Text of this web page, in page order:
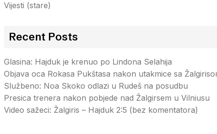
Vijesti (stare)
Recent Posts
Glasina: Hajduk je krenuo po Lindona Selahija
Objava oca Rokasa Pukštasa nakon utakmice sa
Službeno: Noa Skoko odlazi u Rudeš na posudbu
Presica trenera nakon pobjede nad Žalgirsem u Vilniusu
Video sažeci: Žalgiris – Hajduk 2:5 (bez komentatora)